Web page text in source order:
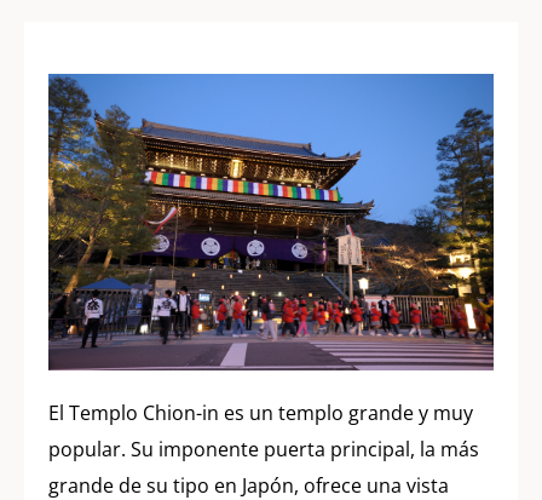
El Templo Chion-in es un templo grande y muy
popular. Su imponente puerta principal, la más
grande de su tipo en Japón, ofrece una vista